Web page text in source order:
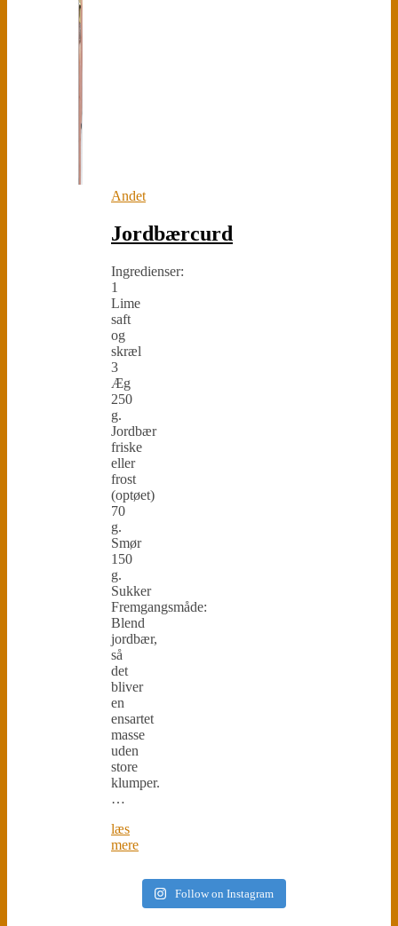
Andet
Jordbærcurd
Ingredienser:
1
Lime
saft
og
skræl
3
Æg
250
g.
Jordbær
friske
eller
frost
(optøet)
70
g.
Smør
150
g.
Sukker
Fremgangsmåde:
Blend
jordbær,
så
det
bliver
en
ensartet
masse
uden
store
klumper.
…
læs
mere
Follow on Instagram